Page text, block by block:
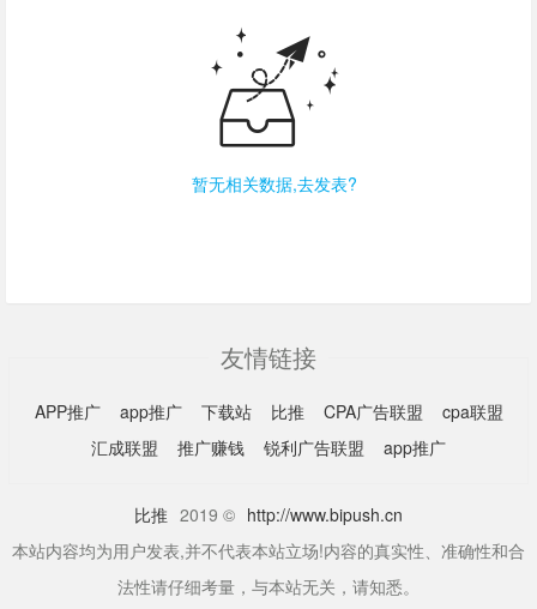
暂无相关数据,去发表?
友情链接
APP推广 app推广 下载站 比推 CPA广告联盟
cpa联盟
汇成联盟
推广赚钱 锐利广告联盟 app推广
比推 2019 © http://www.bipush.cn
本站内容均为用户发表,并不代表本站立场!内容的真实性、准确性和合
法性请仔细考量，与本站无关，请知悉。